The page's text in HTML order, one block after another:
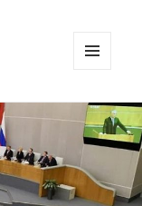
ВИДЖЕТЫ